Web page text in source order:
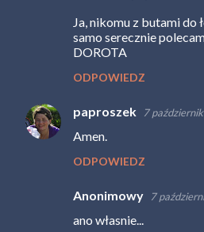
Ja, nikomu z butami do
samo serecznie
DOROTA
ODPOWIEDZ
paproszek 7
Amen.
ODPOWIEDZ
Anonimowy 7
ano własnie...